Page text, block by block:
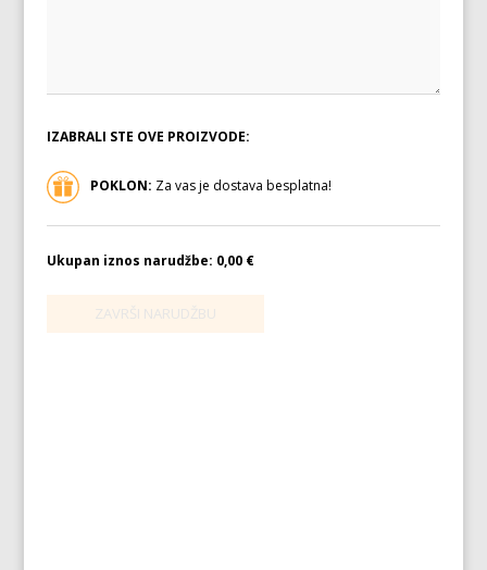
IZABRALI STE OVE PROIZVODE:
POKLON: Za vas je dostava besplatna!
Ukupan iznos narudžbe: 0,00 €